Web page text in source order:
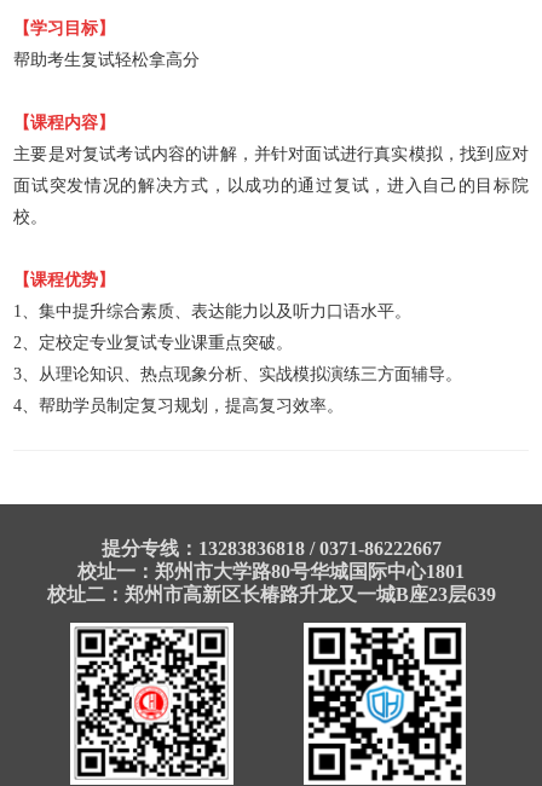
【学习目标】
帮助考生复试轻松拿高分
【课程内容】
主要是对复试考试内容的讲解，并针对面试进行真实模拟，找到应对
面试突发情况的解决方式，以成功的通过复试，进入自己的目标院
校。
【课程优势】
1、集中提升综合素质、表达能力以及听力口语水平。
2、定校定专业复试专业课重点突破。
3、从理论知识、热点现象分析、实战模拟演练三方面辅导。
4、帮助学员制定复习规划，提高复习效率。
提分专线：13283836818 / 0371-86222667
校址一：郑州市大学路80号华城国际中心1801
校址二：郑州市高新区长椿路升龙又一城B座23层639